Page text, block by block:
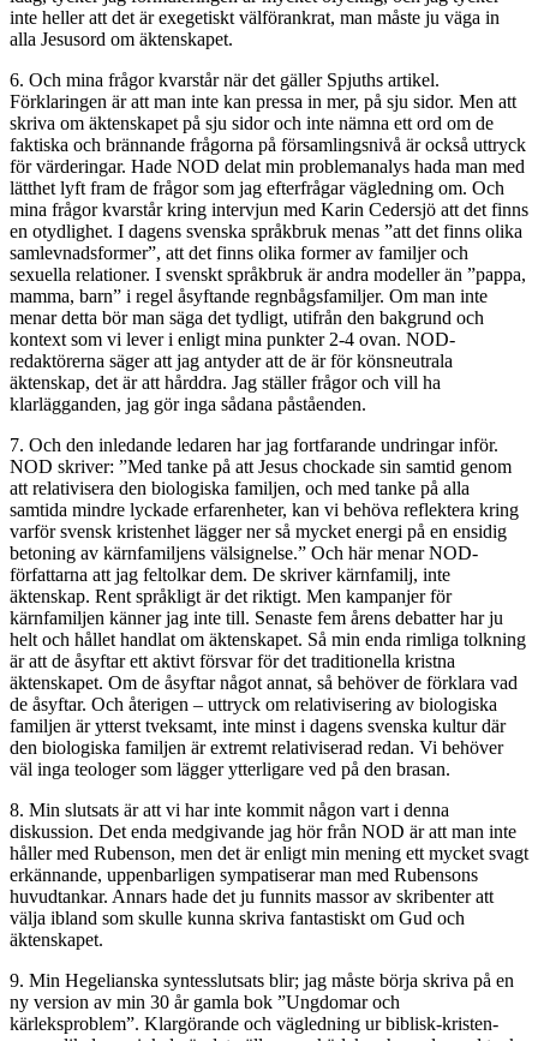
inte heller att det är exegetiskt välförankrat, man måste ju väga in
alla Jesusord om äktenskapet.
6. Och mina frågor kvarstår när det gäller Spjuths artikel.
Förklaringen är att man inte kan pressa in mer, på sju sidor. Men att
skriva om äktenskapet på sju sidor och inte nämna ett ord om de
faktiska och brännande frågorna på församlingsnivå är också uttryck
för värderingar. Hade NOD delat min problemanalys hada man med
lätthet lyft fram de frågor som jag efterfrågar vägledning om. Och
mina frågor kvarstår kring intervjun med Karin Cedersjö att det finns
en otydlighet. I dagens svenska språkbruk menas ”att det finns olika
samlevnadsformer”, att det finns olika former av familjer och
sexuella relationer. I svenskt språkbruk är andra modeller än ”pappa,
mamma, barn” i regel åsyftande regnbågsfamiljer. Om man inte
menar detta bör man säga det tydligt, utifrån den bakgrund och
kontext som vi lever i enligt mina punkter 2-4 ovan. NOD-
redaktörerna säger att jag antyder att de är för könsneutrala
äktenskap, det är att hårddra. Jag ställer frågor och vill ha
klarlägganden, jag gör inga sådana påståenden.
7. Och den inledande ledaren har jag fortfarande undringar inför.
NOD skriver: ”Med tanke på att Jesus chockade sin samtid genom
att relativisera den biologiska familjen, och med tanke på alla
samtida mindre lyckade erfarenheter, kan vi behöva reflektera kring
varför svensk kristenhet lägger ner så mycket energi på en ensidig
betoning av kärnfamiljens välsignelse.” Och här menar NOD-
författarna att jag feltolkar dem. De skriver kärnfamilj, inte
äktenskap. Rent språkligt är det riktigt. Men kampanjer för
kärnfamiljen känner jag inte till. Senaste fem årens debatter har ju
helt och hållet handlat om äktenskapet. Så min enda rimliga tolkning
är att de åsyftar ett aktivt försvar för det traditionella kristna
äktenskapet. Om de åsyftar något annat, så behöver de förklara vad
de åsyftar. Och återigen – uttryck om relativisering av biologiska
familjen är ytterst tveksamt, inte minst i dagens svenska kultur där
den biologiska familjen är extremt relativiserad redan. Vi behöver
väl inga teologer som lägger ytterligare ved på den brasan.
8. Min slutsats är att vi har inte kommit någon vart i denna
diskussion. Det enda medgivande jag hör från NOD är att man inte
håller med Rubenson, men det är enligt min mening ett mycket svagt
erkännande, uppenbarligen sympatiserar man med Rubensons
huvudtankar. Annars hade det ju funnits massor av skribenter att
välja ibland som skulle kunna skriva fantastiskt om Gud och
äktenskapet.
9. Min Hegelianska syntesslutsats blir; jag måste börja skriva på en
ny version av min 30 år gamla bok ”Ungdomar och
kärleksproblem”. Klargörande och vägledning ur biblisk-kristen-